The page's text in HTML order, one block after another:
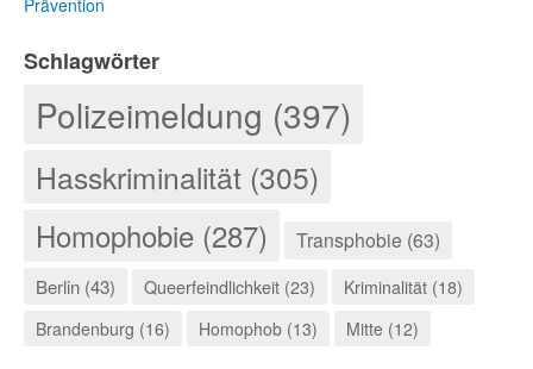
Schlagwörter
Polizeimeldung (397)
Hasskriminalität (305)
Homophobie (287)
Transphobie (63)
Berlin (43) Queerfeindlichkeit (23)
Kriminalität (18)
Brandenburg (16)
Homophob (13) Mitte (12)